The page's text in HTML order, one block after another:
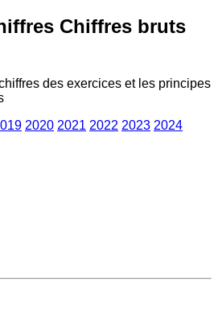
Chiffres bruts
des exercices et les principes
2020 2021 2022 2023 2024